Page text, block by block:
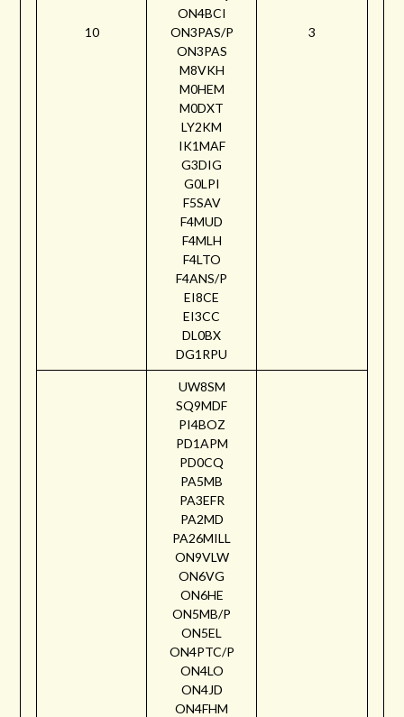
10
ON4BCI
ON3PAS/P
ON3PAS
M8VKH
M0HEM
M0DXT
LY2KM
IK1MAF
G3DIG
G0LPI
F5SAV
F4MUD
F4MLH
F4LTO
F4ANS/P
EI8CE
EI3CC
DL0BX
DG1RPU
3
UW8SM
SQ9MDF
PI4BOZ
PD1APM
PD0CQ
PA5MB
PA3EFR
PA2MD
PA26MILL
ON9VLW
ON6VG
ON6HE
ON5MB/P
ON5EL
ON4PTC/P
ON4LO
ON4JD
ON4FHM